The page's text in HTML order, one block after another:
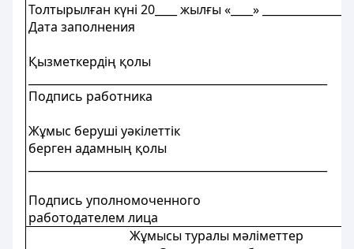
Толтырылған күні 20____ жылғы «____»
Дата заполнения
Қызметкердің қолы
Подпись работника
Жұмыс беруші уәкілеттік
берген адамның қолы
Подпись уполномоченного
работодателем лица
Жұмысы туралы мәліметтер